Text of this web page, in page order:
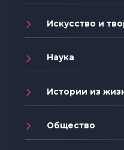
Искусство и
Наука
Истории из
Общество